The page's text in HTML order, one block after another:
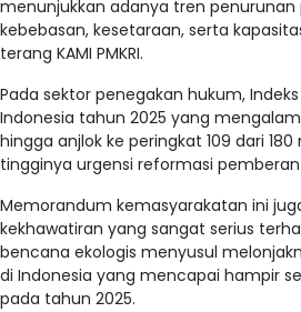
menunjukkan adanya tren penurunan
kebebasan, kesetaraan, serta
terang KAMI PMKRI.
Pada sektor penegakan hukum, Indeks
Indonesia tahun 2025 yang
hingga anjlok ke peringkat 109 dari
tingginya urgensi reformasi
Memorandum kemasyarakatan ini
kekhawatiran yang sangat serius
bencana ekologis menyusul
di Indonesia yang mencapai hampir
pada tahun 2025.